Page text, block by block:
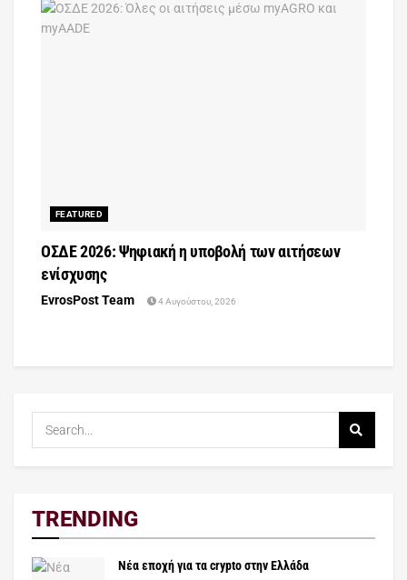
FEATURED
ΟΣΔΕ 2026: Ψηφιακή η υποβολή των αιτήσεων
ενίσχυσης
EvrosPost Team 4 Αυγούστου, 2026
TRENDING
Νέα εποχή για τα crypto στην Ελλάδα